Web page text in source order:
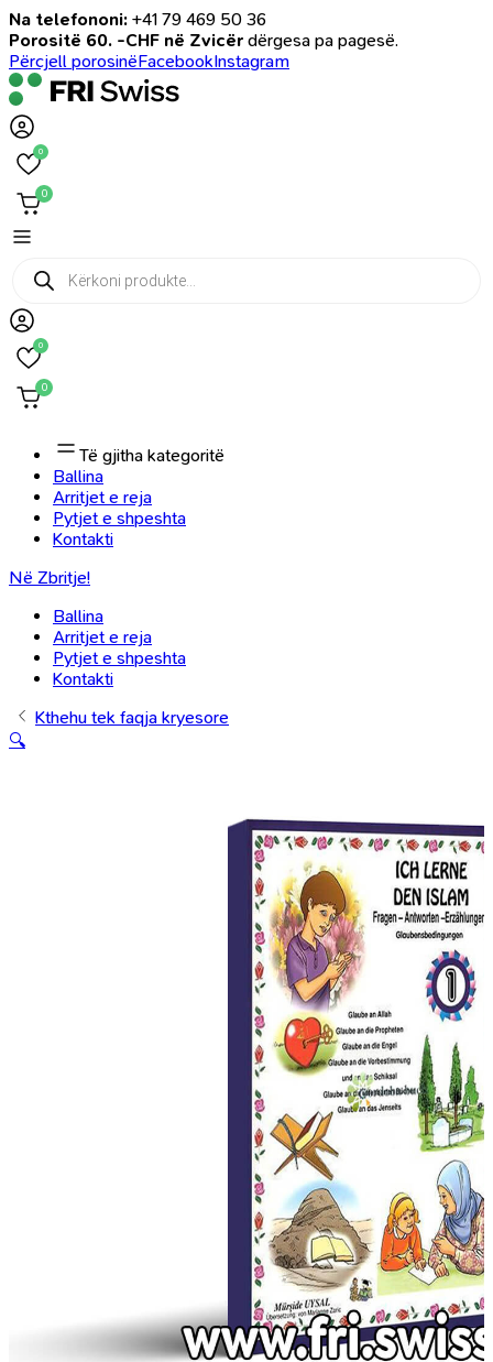
Na telefononi: +41 79 469 50 36
Porositë 60. -CHF në Zvicër dërgesa pa pagesë.
Përcjell porosinëFacebookInstagram
0
0
Products
search
0
0
Të gjitha kategoritë
Ballina
Arritjet e reja
Pytjet e shpeshta
Kontakti
Në Zbritje!
Ballina
Arritjet e reja
Pytjet e shpeshta
Kontakti
Kthehu tek faqja kryesore
🔍